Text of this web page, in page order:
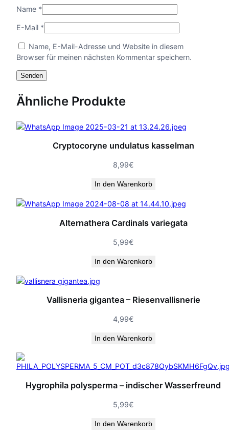
Name *
E-Mail *
Name, E-Mail-Adresse und Website in diesem
Browser für meinen nächsten Kommentar speichern.
Ähnliche Produkte
Cryptocoryne undulatus kasselman
8,99€
In den Warenkorb
Alternathera Cardinals variegata
5,99€
In den Warenkorb
Vallisneria gigantea – Riesenvallisnerie
4,99€
In den Warenkorb
Hygrophila polysperma – indischer Wasserfreund
5,99€
In den Warenkorb